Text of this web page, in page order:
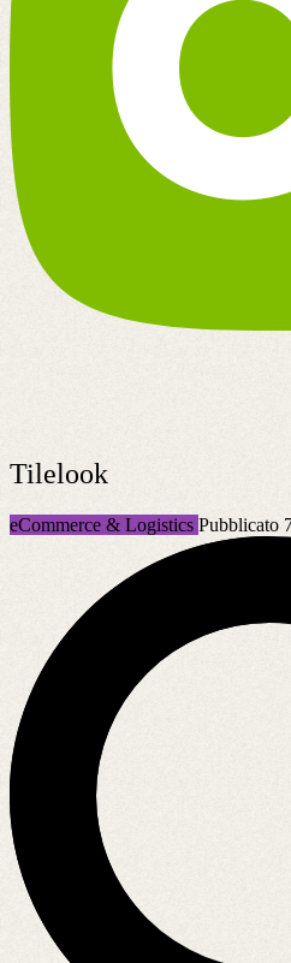
Tilelook
eCommerce & Logistics Pubblicato